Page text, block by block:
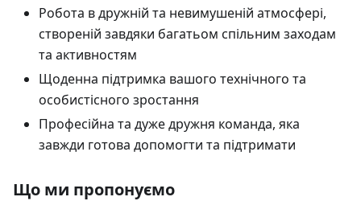
Робота в дружній та невимушеній атмосфері,
створеній завдяки багатьом спільним заходам
та активностям
Щоденна підтримка вашого технічного та
особистісного зростання
Професійна та дуже дружня команда, яка
завжди готова допомогти та підтримати
Що ми пропонуємо